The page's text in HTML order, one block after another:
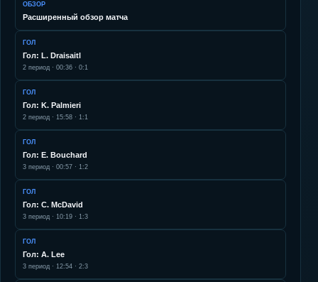
ОБЗОР
Расширенный обзор матча
ГОЛ
Гол: L. Draisaitl
2 период · 00:36 · 0:1
ГОЛ
Гол: K. Palmieri
2 период · 15:58 · 1:1
ГОЛ
Гол: E. Bouchard
3 период · 00:57 · 1:2
ГОЛ
Гол: C. McDavid
3 период · 10:19 · 1:3
ГОЛ
Гол: A. Lee
3 период · 12:54 · 2:3